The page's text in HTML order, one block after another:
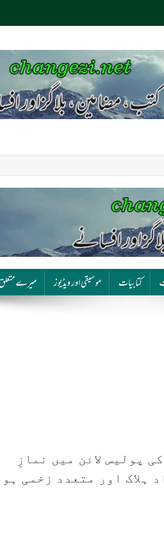
کتابیات موسیقی اور ویڈیوز میرے متعلق
پولیس لائن میں نمازِ
ہلاک اور متعدد زخمی ہو